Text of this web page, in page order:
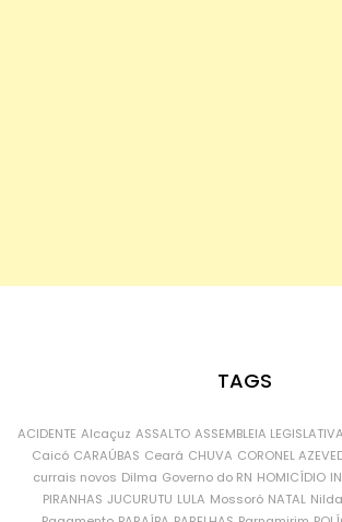
TAGS
ACIDENTE Alcaçuz ASSALTO ASSEMBLEIA
Caicó CARAÚBAS Ceará CHUVA CORONEL
currais novos Dilma Governo do RN HOMICÍDIO
PIRANHAS JUCURUTU LULA Mossoró NATAL Nilda